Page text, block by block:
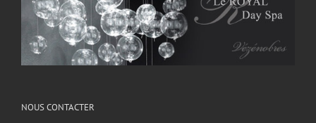
NOUS CONTACTER